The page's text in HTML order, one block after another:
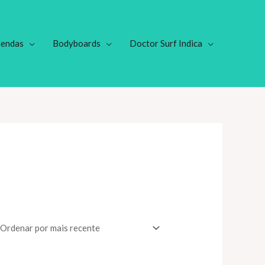
Bodyboards Doctor Surf Indica